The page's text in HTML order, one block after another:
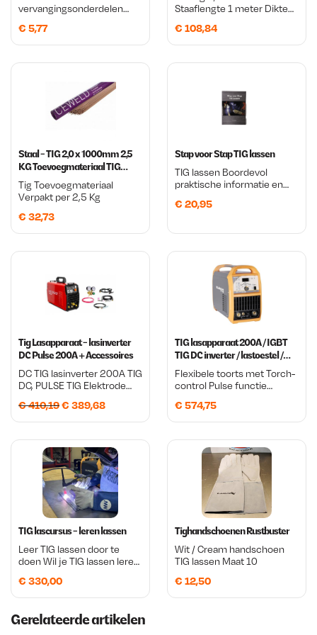
vervangingsonderdelen
Deze gascup is essentieel
voor goede gasafvoer rond
€ 5,77
Staaflengte 1 meter Dikte
€ 108,84
Staal - TIG 2,0 x 1000mm 2,5
KG Toevoegmateriaal TIG
lassen
Tig Toevoegmateriaal
Verpakt per 2,5 Kg
€ 32,73
Stap voor Stap TIG lassen
TIG lassen Boordevol
praktische informatie en
foto’s
€ 20,95
Tig Lasapparaat - lasinverter
DC Pulse 200A + Accessoires
DC TIG lasinverter 200A TIG
DC, PULSE TIG Elektrode
€410,19O
o
r
s
p
r
k
e
l
i
€ 389,68H
u
i
d
i
g
r
j
s
TIG lasapparaat 200A / IGBT
TIG DC inverter / lastoestel /
lasmachine
Flexibele toorts met Torch-
control Pulse functie
schokbestendige behuizing
5 jaar garantie
€ 574,75
TIG lascursus - leren lassen
Leer TIG lassen door te
doen Wil je TIG lassen leren,
waar je moet beginnen?
Tijdens deze
lascursus ontdek je stap
€ 330,00
Tighandschoenen Rustbuster
Wit / Cream handschoen
TIG lassen Maat 10
€ 12,50
Gerelateerde artikelen